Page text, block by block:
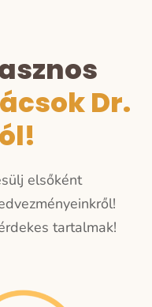
Dr.
elsőként
tartalmak!